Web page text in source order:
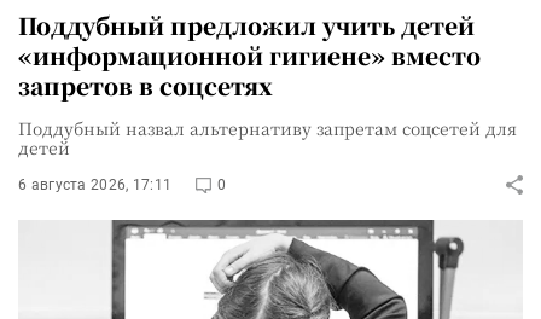
Поддубный предложил учить детей
«информационной гигиене» вместо
запретов в соцсетях
Поддубный назвал альтернативу запретам соцсетей для
детей
6 августа 2026, 17:11 0